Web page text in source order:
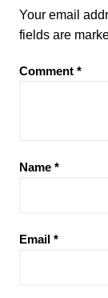
Your email
fields are
Comment *
Name *
Email *